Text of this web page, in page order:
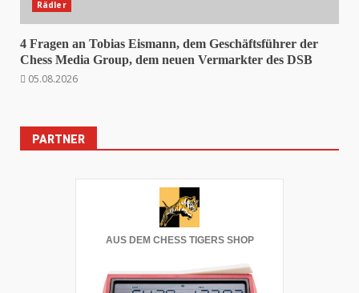
Rädler
4 Fragen an Tobias Eismann, dem Geschäftsführer der
Chess Media Group, dem neuen Vermarkter des DSB
05.08.2026
PARTNER
AUS DEM CHESS TIGERS SHOP